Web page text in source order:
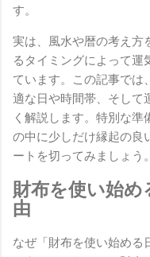
す。
実は、風水や暦の考え方
るタイミングによって運
ています。この記事では
適な日や時間帯、そして
く解説します。特別な
の中に少しだけ縁起の良
ートを切ってみましょう。
財布を使い始
由
なぜ「財布を使い始める